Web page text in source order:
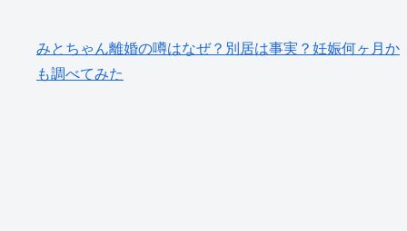
みとちゃん離婚の噂はなぜ？別居は事実？妊娠何ヶ月か
も調べてみた